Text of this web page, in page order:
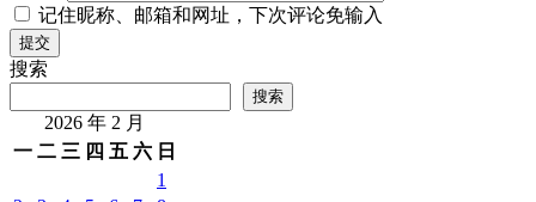
记住昵称、邮箱和网址，下次评论免输入
提交
搜索
搜索
2026 年 2 月
一 二 三 四 五 六 日
1